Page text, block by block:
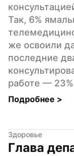
Так, 6%
же освоили
последние
работе — 23%
Подробнее >
Здоровье
Глава